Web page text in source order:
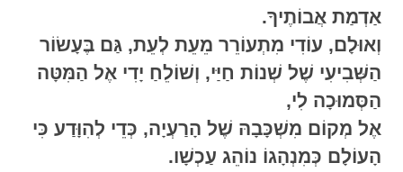
אַדְמַת אֲבוֹתֶיךָ.
וְאוּלָם, עוֹדִי מִתְעוֹרֵר מֵעֵת לְעֵת, גַּם בֶּעָשׂוֹר
הַשְּׁבִיעִי שֶׁל שְׁנוֹת חַיַּי, וְשׁוֹלֵחַ יָדִי אֶל הַמִּטָּה
הַסְּמוּכָה לִי,
אֶל מְקוֹם מִשְׁכָּבָהּ שֶׁל הָרַעְיָה, כְּדֵי לְהִוָּדַע כִּי
הָעוֹלָם כְּמִנְהָגוֹ נוֹהֵג עַכְשָׁו.